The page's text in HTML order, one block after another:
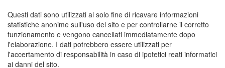
Questi dati sono utilizzati al solo fine di ricavare informazioni
statistiche anonime sull'uso del sito e per controllarne il corretto
funzionamento e vengono cancellati immediatamente dopo
l'elaborazione. I dati potrebbero essere utilizzati per
l'accertamento di responsabilità in caso di ipotetici reati informatici
ai danni del sito.